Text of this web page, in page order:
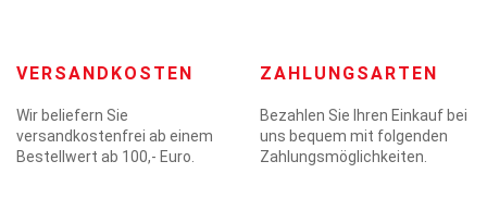
VERSANDKOSTEN
Wir beliefern Sie
versandkostenfrei ab einem
Bestellwert ab 100,- Euro.
ZAHLUNGSARTEN
Bezahlen Sie Ihren Einkauf bei
uns bequem mit folgenden
Zahlungsmöglichkeiten.